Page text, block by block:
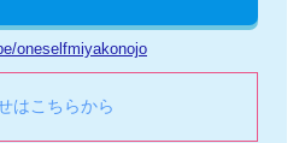
oneselfmiyakonojo
はこちらから